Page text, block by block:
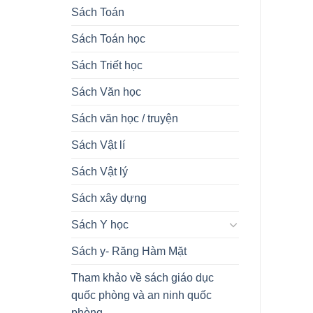
Sách Toán
Sách Toán học
Sách Triết học
Sách Văn học
Sách văn học / truyện
Sách Vật lí
Sách Vật lý
Sách xây dựng
Sách Y học
Sách y- Răng Hàm Mặt
Tham khảo về sách giáo dục
quốc phòng và an ninh quốc